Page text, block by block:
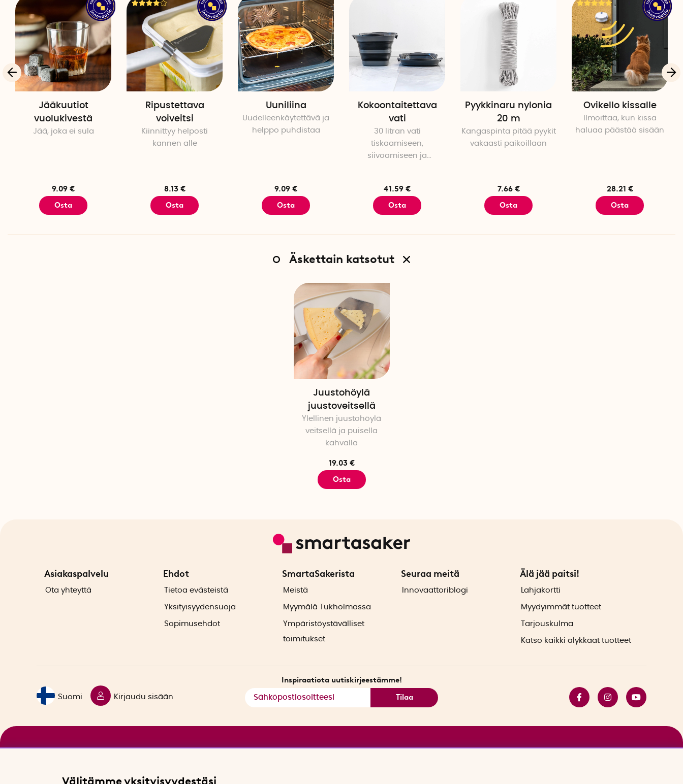
Jääkuutiot
vuolukivestä
Jää, joka ei sula
9.09 €
Osta
Ripustettava
voiveitsi
Kiinnittyy helposti
kannen alle
8.13 €
Osta
Uuniliina
Uudelleenkäytettävä ja
helppo puhdistaa
9.09 €
Osta
Kokoontaitettava
vati
30 litran vati
tiskaamiseen,
siivoamiseen ja
41.59 €
Osta
Pyykkinaru nylonia
20 m
Kangaspinta pitää pyykit
vakaasti paikoillaan
7.66 €
Osta
Ovikello kissalle
Ilmoittaa, kun kissa
haluaa päästää sisään
28.21 €
Osta
Äskettain katsotut
Juustohöylä
juustoveitsellä
Ylellinen juustohöylä
veitsellä ja puisella
kahvalla
19.03 €
Osta
Asiakaspalvelu
Ota yhteyttä
Ehdot
Tietoa evästeistä
Yksityisyydensuoja
Sopimusehdot
SmartaSakerista
Meistä
Myymälä Tukholmassa
Ympäristöystävälliset
toimitukset
Seuraa meitä
Innovaattoriblogi
Älä jää paitsi!
Lahjakortti
Myydyimmät tuotteet
Tarjouskulma
Katso kaikki älykkäät tuotteet
Suomi Kirjaudu sisään
Inspiraatiota uutiskirjeestämme!
Tilaa
Välitämme yksityisyydestäsi